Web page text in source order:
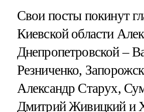
Свои посты покинут
Киевской области
Днепропетровской –
Резниченко,
Александр Старух,
Дмитрий Живицкий и